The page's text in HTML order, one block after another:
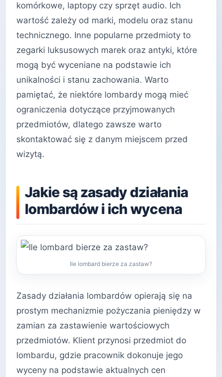
komórkowe, laptopy czy sprzęt audio. Ich
wartość zależy od marki, modelu oraz stanu
technicznego. Inne popularne przedmioty to
zegarki luksusowych marek oraz antyki, które
mogą być wyceniane na podstawie ich
unikalności i stanu zachowania. Warto
pamiętać, że niektóre lombardy mogą mieć
ograniczenia dotyczące przyjmowanych
przedmiotów, dlatego zawsze warto
skontaktować się z danym miejscem przed
wizytą.
Jakie są zasady działania
lombardów i ich wycena
Ile lombard bierze za zastaw?
Zasady działania lombardów opierają się na
prostym mechanizmie pożyczania pieniędzy w
zamian za zastawienie wartościowych
przedmiotów. Klient przynosi przedmiot do
lombardu, gdzie pracownik dokonuje jego
wyceny na podstawie aktualnych cen